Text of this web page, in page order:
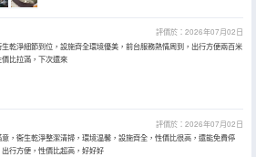
評價於：2026年07月02日
生乾淨細節到位，設施齊全環境優美，前台服務熱情周到，出行方便兩百米
比拉滿，下次還來
評價於：2026年07月02日
，衞生乾淨整潔清掃，環境温馨，設施齊全，性價比很高，還能免費停
行方便，性價比超高，好好好